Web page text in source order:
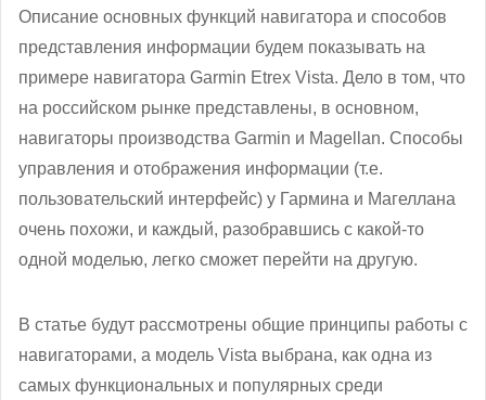
Описание основных функций навигатора и способов
представления информации будем показывать на
примере навигатора Garmin Etrex Vista. Дело в том, что
на российском рынке представлены, в основном,
навигаторы производства Garmin и Magellan. Способы
управления и отображения информации (т.е.
пользовательский интерфейс) у Гармина и Магеллана
очень похожи, и каждый, разобравшись с какой-то
одной моделью, легко сможет перейти на другую.
В статье будут рассмотрены общие принципы работы с
навигаторами, а модель Vista выбрана, как одна из
самых функциональных и популярных среди